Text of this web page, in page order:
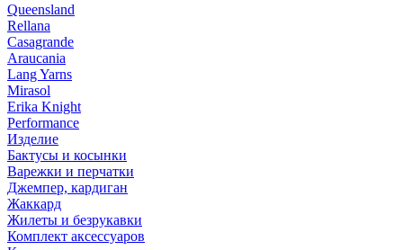
Queensland
Rellana
Casagrande
Araucania
Lang Yarns
Mirasol
Erika Knight
Performance
Изделие
Бактусы и косынки
Варежки и перчатки
Джемпер, кардиган
Жаккард
Жилеты и безрукавки
Комплект аксессуаров